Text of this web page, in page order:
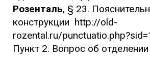
Розенталь, § 23.
конструкции http://old-
rozental.ru/
Пункт 2. Вопрос об